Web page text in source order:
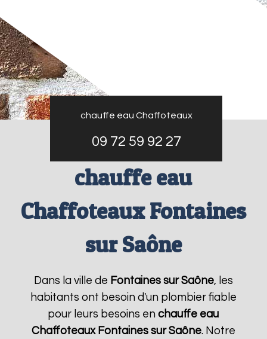
chauffe eau Chaffoteaux
09 72 59 92 27
chauffe eau
Chaffoteaux Fontaines
sur Saône
Dans la ville de Fontaines sur Saône, les
habitants ont besoin d'un plombier fiable
pour leurs besoins enchauffe eau
Chaffoteaux Fontaines sur Saône. Notre